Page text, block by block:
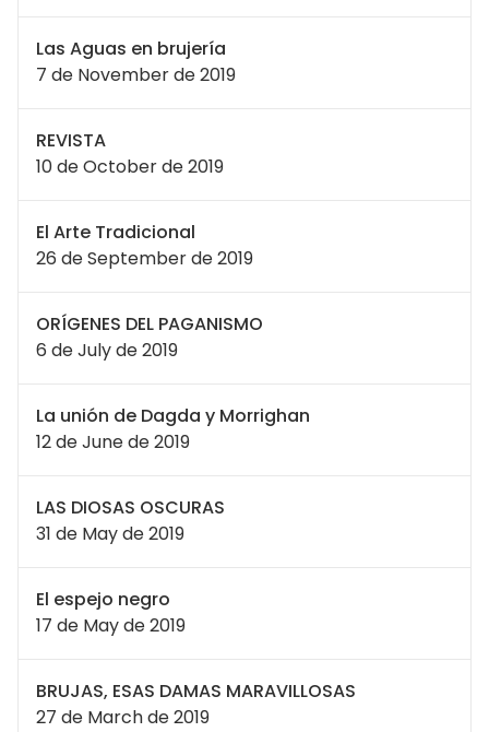
Las Aguas en brujería
7 de November de 2019
REVISTA
10 de October de 2019
El Arte Tradicional
26 de September de 2019
ORÍGENES DEL PAGANISMO
6 de July de 2019
La unión de Dagda y Morrighan
12 de June de 2019
LAS DIOSAS OSCURAS
31 de May de 2019
El espejo negro
17 de May de 2019
BRUJAS, ESAS DAMAS MARAVILLOSAS
27 de March de 2019